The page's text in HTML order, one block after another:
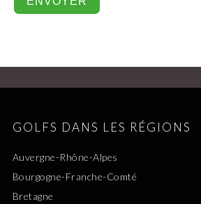
GOLFS DANS LES RÉGIONS
Auvergne-Rhône-Alpes
Bourgogne-Franche-Comté
Bretagne